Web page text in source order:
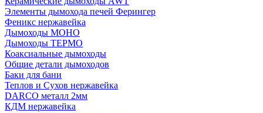
Элементы дымохода печей Ферингер
Феникс нержавейка
Дымоходы МОНО
Дымоходы ТЕРМО
Коаксиальные дымоходы
Общие детали дымоходов
Баки для бани
Теплов и Сухов нержавейка
DARCO металл 2мм
КДМ нержавейка